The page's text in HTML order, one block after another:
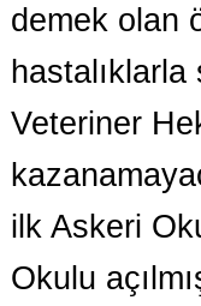
demek olan
Veteriner
ilk Askeri
Okulu